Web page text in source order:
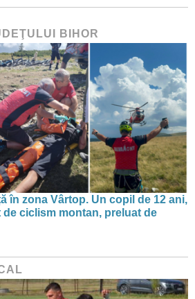
BIHOR
în zona Vârtop. Un copil de 12 ani,
ciclism montan, preluat de